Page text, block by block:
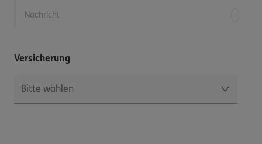
Schaden- oder Leistungsfall melden
Nachricht
Versicherung